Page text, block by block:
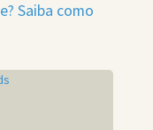
Saiba como